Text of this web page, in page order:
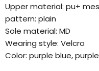
Upper material: pu+
pattern: plain
Sole material: MD
Wearing style: Velcro
Color: purple blue,